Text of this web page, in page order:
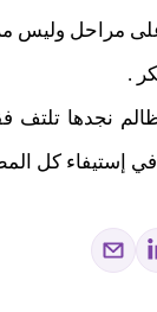
مراحل وليس
.
نجدها
إستيفاء كل